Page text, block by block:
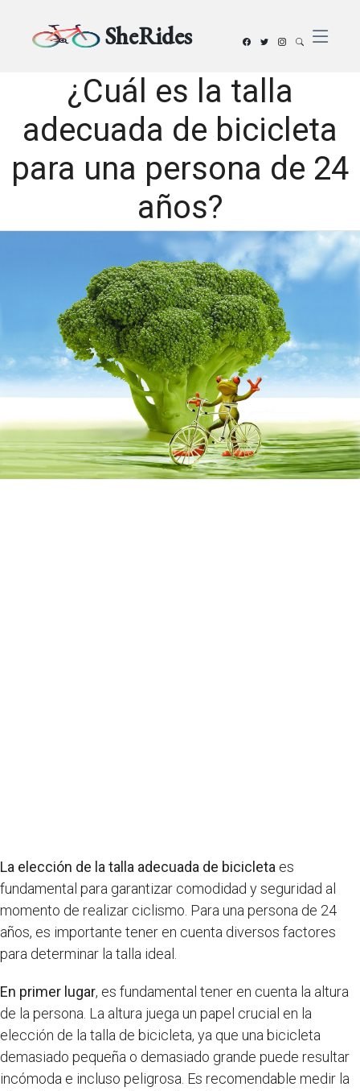
SheRides
¿Cuál es la talla
adecuada de bicicleta
para una persona de 24
años?
La elección de la talla adecuada de bicicleta es
fundamental para garantizar comodidad y seguridad al
momento de realizar ciclismo. Para una persona de 24
años, es importante tener en cuenta diversos factores
para determinar la talla ideal.
En primer lugar, es fundamental tener en cuenta la altura
de la persona. La altura juega un papel crucial en la
elección de la talla de bicicleta, ya que una bicicleta
demasiado pequeña o demasiado grande puede resultar
incómoda e incluso peligrosa. Es recomendable medir la